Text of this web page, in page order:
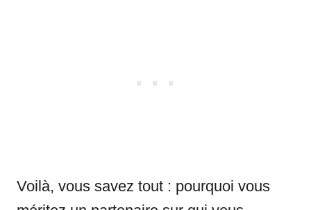
Voilà, vous savez tout : pourquoi vous